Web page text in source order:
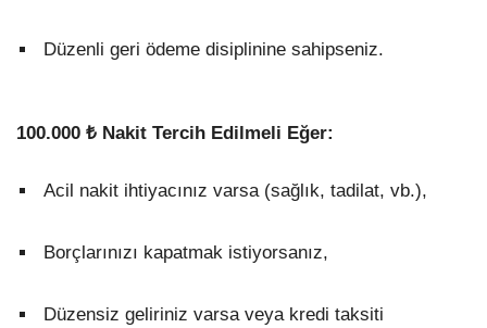
Düzenli geri ödeme disiplinine sahipseniz.
100.000 ₺ Nakit Tercih Edilmeli Eğer:
Acil nakit ihtiyacınız varsa (sağlık, tadilat, vb.),
Borçlarınızı kapatmak istiyorsanız,
Düzensiz geliriniz varsa veya kredi taksiti